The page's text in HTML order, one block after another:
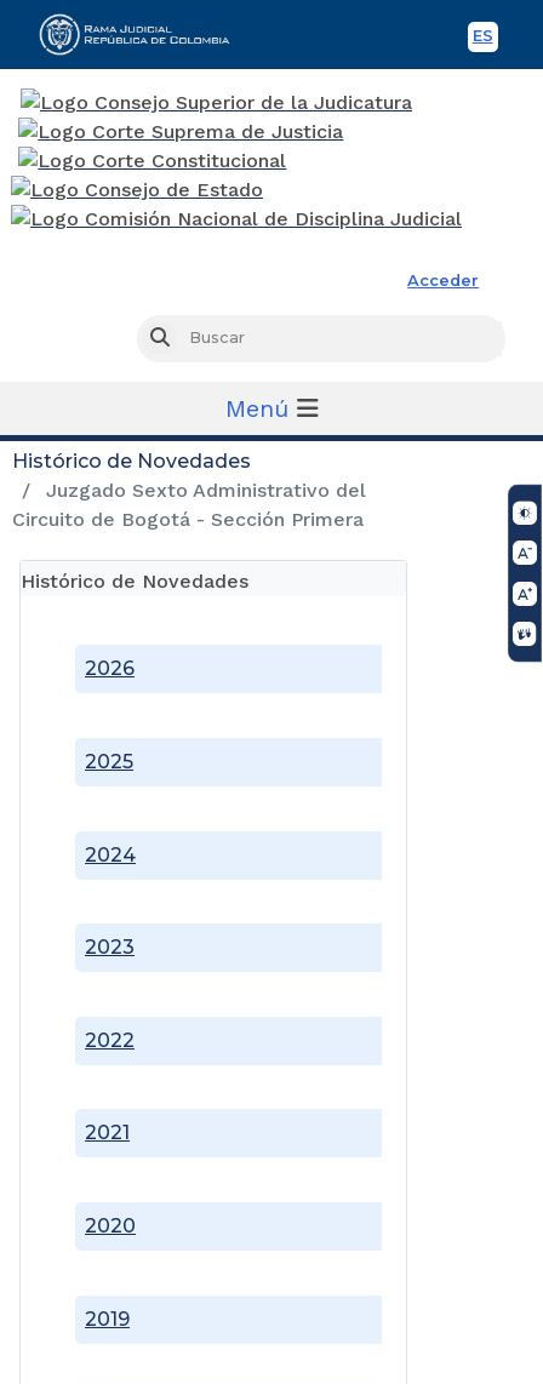
ES
Acceder
Buscar
Menú
Histórico de Novedades
Juzgado Sexto Administrativo del
Circuito de Bogotá - Sección Primera
Histórico de Novedades
2019
2020
2021
2022
2023
2024
2025
2026